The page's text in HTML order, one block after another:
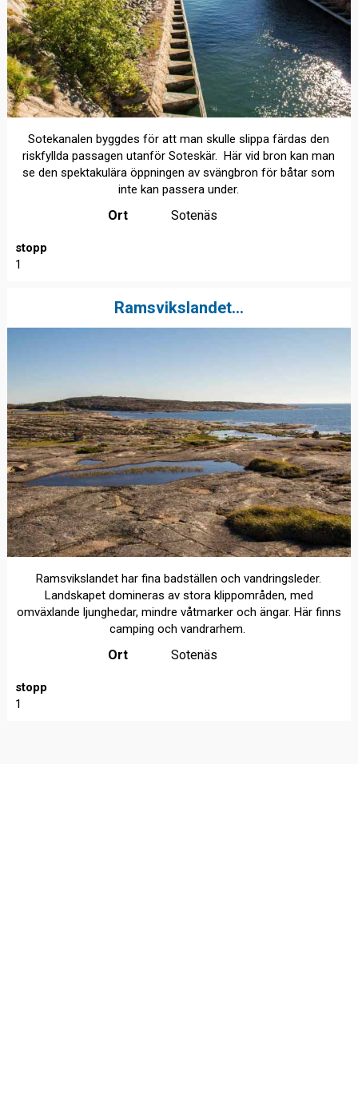
Sotekanalen byggdes för att man skulle slippa färdas den
riskfyllda passagen utanför Soteskär. Här vid bron kan man
se den spektakulära öppningen av svängbron för båtar som
inte kan passera under.
Ort Sotenäs
stopp
1
Ramsvikslandet...
Ramsvikslandet har fina badställen och vandringsleder.
Landskapet domineras av stora klippområden, med
omväxlande ljunghedar, mindre våtmarker och ängar. Här finns
camping och vandrarhem.
Ort Sotenäs
stopp
1